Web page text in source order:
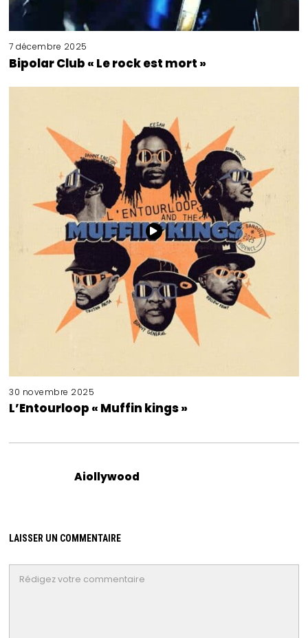
7 décembre 2025
Bipolar Club « Le rock est mort »
30 novembre 2025
L’Entourloop « Muffin kings »
Aiollywood
LAISSER UN COMMENTAIRE